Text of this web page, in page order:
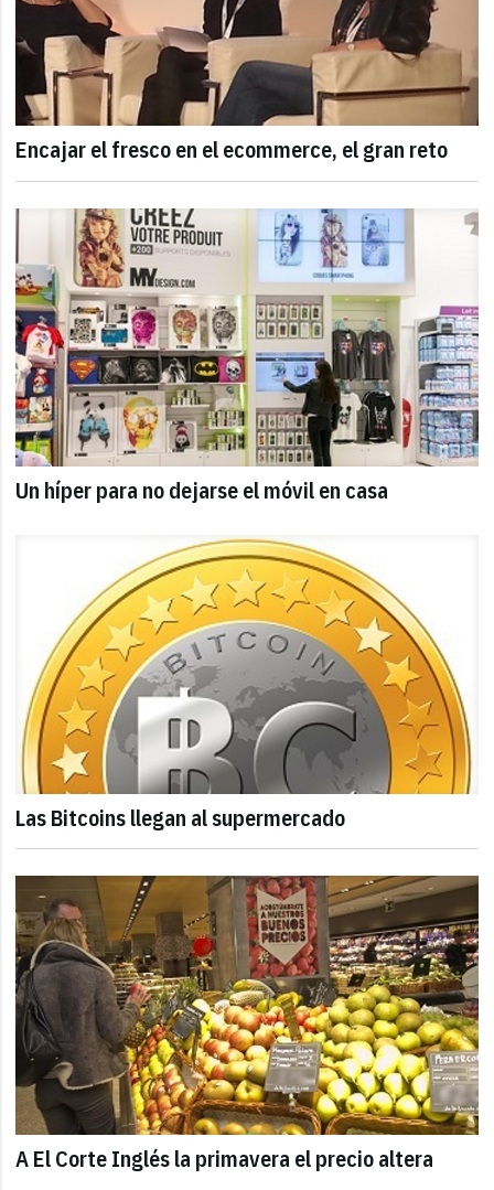
Encajar el fresco en el ecommerce, el gran reto
Un híper para no dejarse el móvil en casa
Las Bitcoins llegan al supermercado
A El Corte Inglés la primavera el precio altera